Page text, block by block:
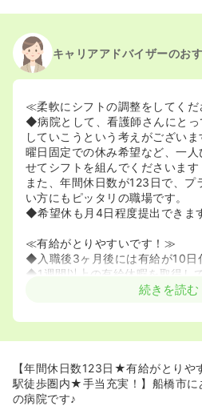
キャリアアドバイザーのお
≪柔軟にシフトの調整をしてく
◆病院として、看護師さんにとっ
していこうという考えがございま
曜日固定での休み希望など、一
せてシフトを組んでくださいます
また、年間休日数が123日で、プ
い方にもピッタリの職場です。
◆希望休も月4日程度提出できま
≪有給がとりやすいです！≫
◆入職後3ヶ月後には有給が10日
◆1週間以上の有給休暇を取得し
せたり、お子様の学校行事など
≪夜勤回数も柔軟に相談可能♪≫
◆夜勤回数が1～8回の間で柔軟
「お子様が小さいので夜勤は少な
続きを読む
【年間休日数123日★有給がとり
駅徒歩圏内★手当充実！】船橋市に
の病院です♪